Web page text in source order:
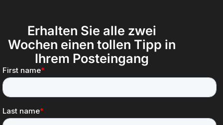
Erhalten Sie alle zwei
Wochen einen tollen Tipp in
Ihrem Posteingang